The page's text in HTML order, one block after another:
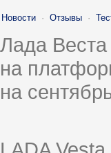
Новости · Отзывы ·
Лада
на
на